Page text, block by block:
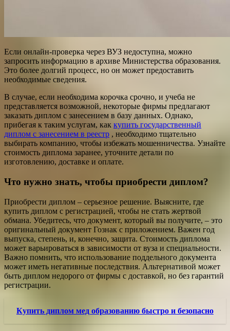
Если онлайн-проверка через ВУЗ недоступна, можно
запросить информацию в архиве Министерства образования.
Это более долгий процесс, но он может предоставить
необходимые сведения.
В случае, если необходима корочка срочно, и учеба не
представляется возможной, некоторые фирмы предлагают
заказать диплом с занесением в базу данных. Однако,
прибегая к таким услугам, как купить государственный
диплом с занесением в реестр , необходимо тщательно
выбирать компанию, чтобы избежать мошенничества. Узнайте
стоимость диплома заранее, уточните детали по
изготовлению, доставке и оплате.
Что нужно знать, чтобы приобрести диплом?
Приобрести диплом – серьезное решение. Выясните, где
купить диплом с регистрацией, чтобы не стать жертвой
обмана. Убедитесь, что документ, который вы получите, – это
оригинальный документ Гознак с приложением. Важен год
выпуска, степень, и, конечно, защита. Стоимость диплома
может варьироваться в зависимости от вуза и специальности.
Важно помнить, что использование поддельного документа
может иметь негативные последствия. Альтернативой может
быть диплом недорого от фирмы с доставкой, но без гарантий
регистрации.
Купить диплом мед образованию быстро и безопасно